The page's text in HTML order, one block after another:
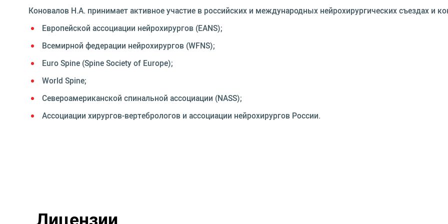
Коновалов Н.А. принимает активное участие в российских и международных нейрохирургических съездах и
Европейской ассоциации нейрохирургов (EANS);
Всемирной федерации нейрохирургов (WFNS);
Euro Spine (Spine Society of Europe);
World Spine;
Североамериканской спинальной ассоциации (NASS);
Ассоциации хирургов-вертебрологов и ассоциации нейрохирургов России.
Лицензии